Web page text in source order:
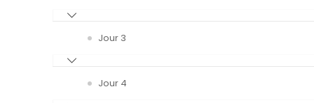
Jour 3
Jour 4